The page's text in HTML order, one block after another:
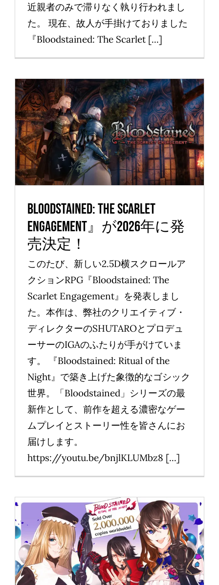
近親者のみで滞りなく執り行われまし
た。 現在、故人が手掛けておりました
『Bloodstained: The Scarlet [...]
Bloodstained: The Scarlet
Engagement』が2026年に発
売決定！
News
Bloodstained: The Scarlet
Engagement』が2026年に発
売決定！
このたび、新しい2.5D横スクロールア
クションRPG『Bloodstained: The
Scarlet Engagement』を発表しまし
た。本作は、弊社のクリエイティブ・
ディレクターのSHUTAROとプロデュ
ーサーのIGAのふたりが手がけていま
す。 『Bloodstained: Ritual of the
Night』で築き上げた象徴的なゴシック
世界。「Bloodstained」シリーズの最
新作として、前作を超える濃密なゲー
ムプレイとストーリー性を皆さんにお
届けします。
https://youtu.be/bnjlKLUMbz8 [...]
『Bloodstained: Ritual of the
Night』200万本突破！
News